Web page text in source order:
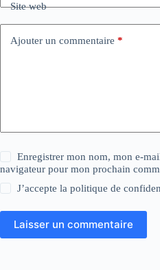
Site web
Ajouter un commentaire *
Enregistrer mon nom, mon e-
navigateur pour mon prochain
J’accepte lapolitique de
Laisser un commentaire